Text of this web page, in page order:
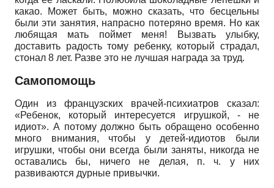
какао. Может быть, можно сказать, что бесцельны
были эти занятия, напрасно потеряно время. Но как
любящая мать поймет меня! Вызвать улыбку,
доставить радость тому ребенку, который страдал,
стонал 8 лет. Разве это не лучшая награда за труд.
Самопомощь
Один из французских врачей-психиатров сказал:
«Ребенок, который интересуется игрушкой, - не
идиот». А потому должно быть обращено особенно
много внимания, чтобы у детей-идиотов были
игрушки, чтобы они всегда были заняты, никогда не
оставались бы, ничего не делая, п. ч. у них
развиваются дурные привычки.